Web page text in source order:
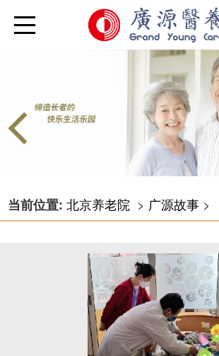
当前位置: 北京养老院 > 广源故事 >